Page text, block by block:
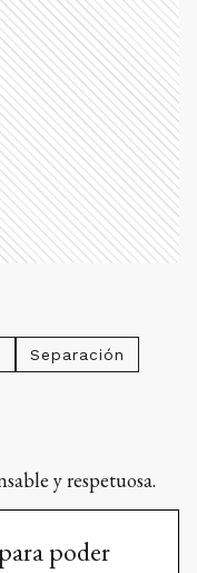
Separación
y respetuosa.
poder